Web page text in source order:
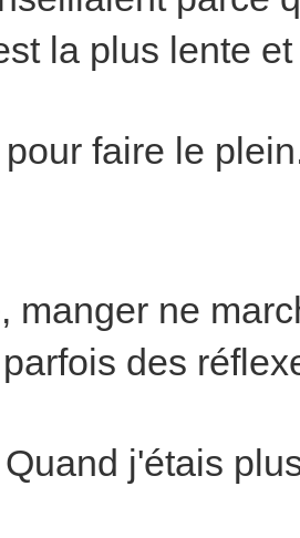
la plus lente
faire le
manger ne
des
Quand j'étais